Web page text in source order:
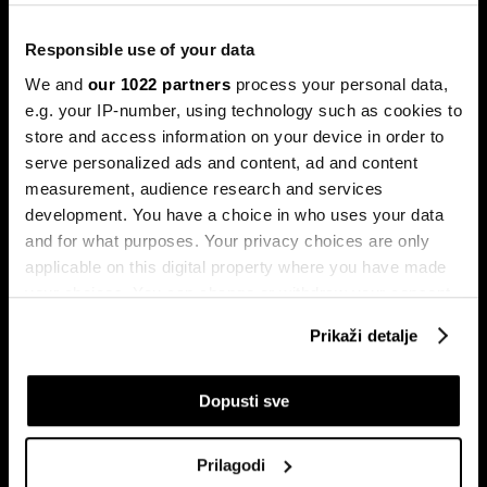
Responsible use of your data
We and our 1022 partners process your personal data,
e.g. your IP-number, using technology such as cookies to
store and access information on your device in order to
serve personalized ads and content, ad and content
measurement, audience research and services
development. You have a choice in who uses your data
and for what purposes. Your privacy choices are only
applicable on this digital property where you have made
your choices. You can change or withdraw your consent
If you allow, we would also like to:
Collect information about your geographical
Prikaži detalje
Dopusti sve
Prilagodi
Birkin torbi
Za Erlinga Haalanda pravi izazovi neće se završiti
posljednjim sudijskim zviždukom 19. jula.
Šta Svjetsko prvenstvo znači za
američku ekonomiju